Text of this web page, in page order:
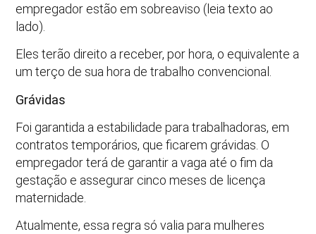
empregador estão em sobreaviso (leia texto ao
lado).
Eles terão direito a receber, por hora, o equivalente a
um terço de sua hora de trabalho convencional.
Grávidas
Foi garantida a estabilidade para trabalhadoras, em
contratos temporários, que ficarem grávidas. O
empregador terá de garantir a vaga até o fim da
gestação e assegurar cinco meses de licença
maternidade.
Atualmente, essa regra só valia para mulheres